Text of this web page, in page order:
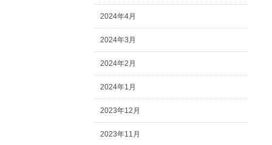
2024年4月
2024年3月
2024年2月
2024年1月
2023年12月
2023年11月